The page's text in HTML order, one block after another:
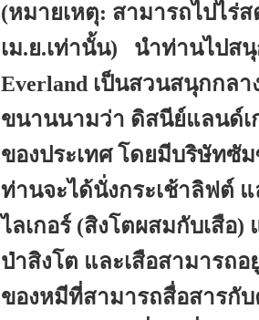
(หมายเหตุ: สามารถไปไร่
เม.ย.เท่านั้น) นำท่านไปส
Everland เป็นสวนสนุกกล
ขนานนามว่า ดิสนีย์แลนด์
ของประเทศ โดยมีบริษัทซั
ท่านจะได้นั่งกระเช้าลิฟต์
ไลเกอร์ (สิงโตผสมกับเสือ
ป่าสิงโต และเสือสามารถ
ของหมีที่สามารถสื่อสารกั